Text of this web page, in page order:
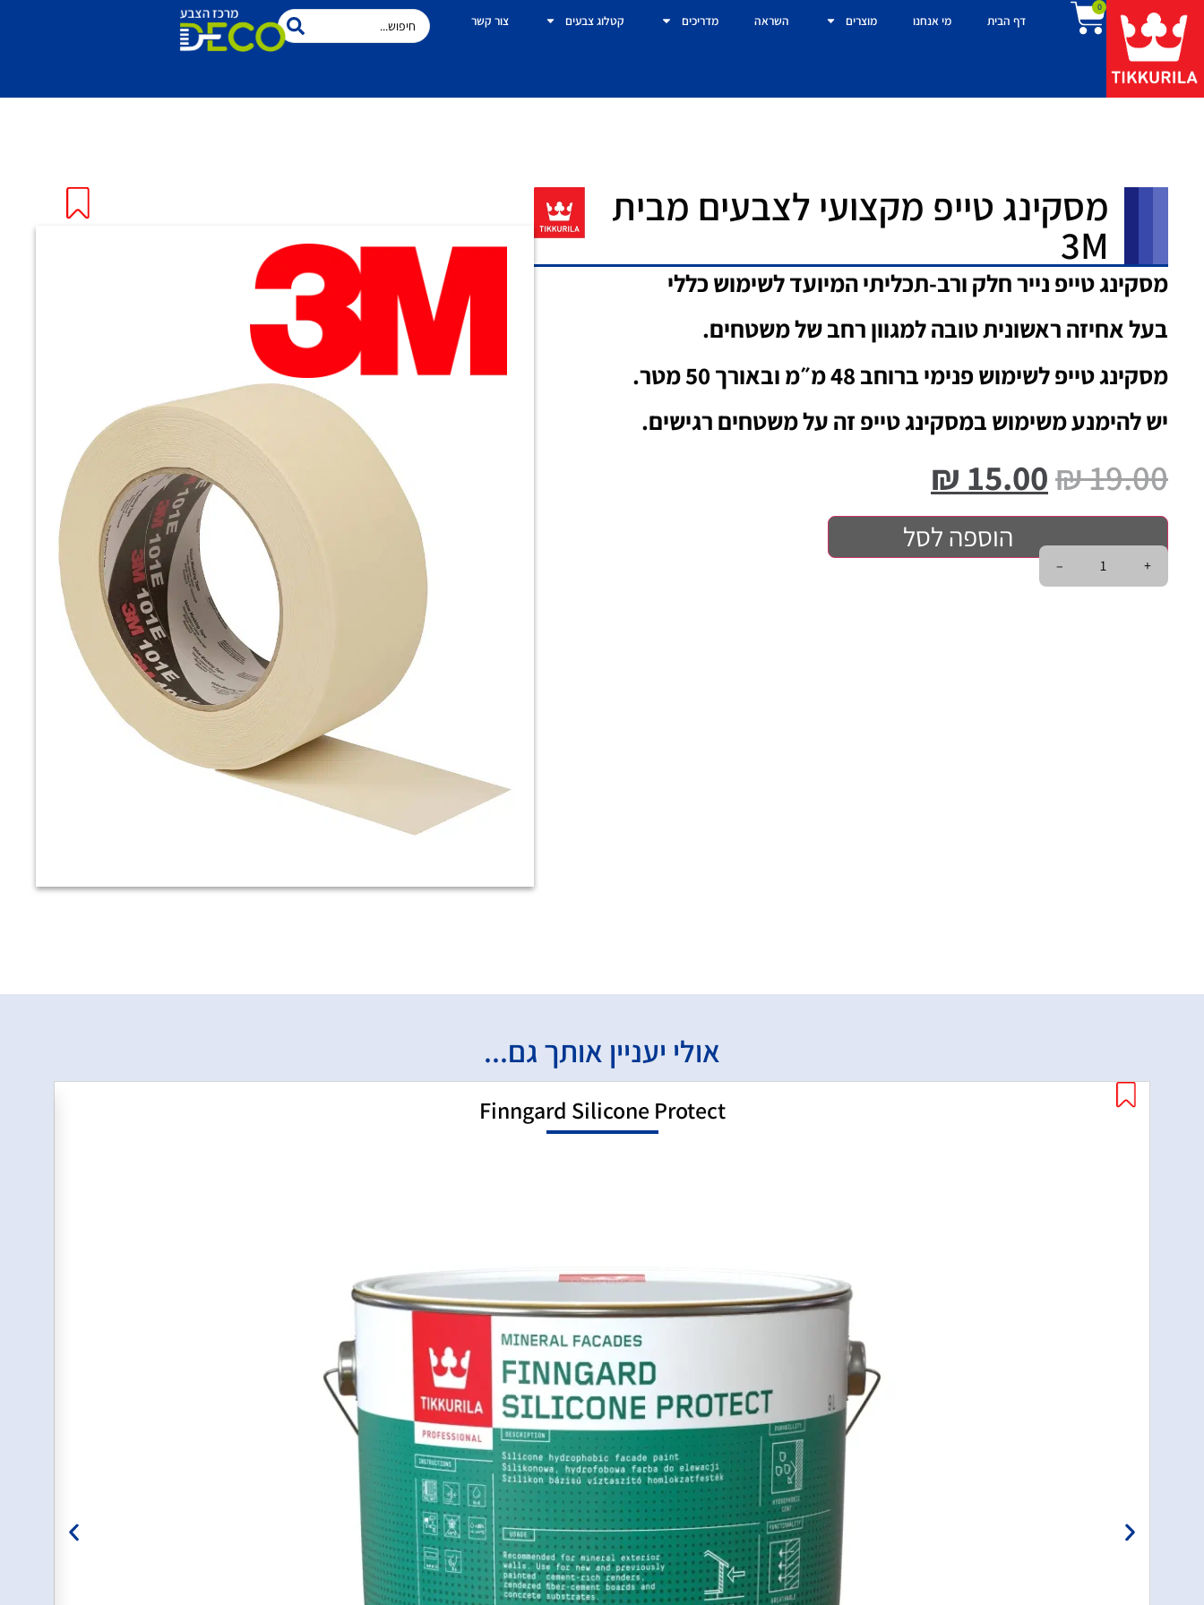
0
דף הבית מי אנחנו מוצרים השראה מדריכים קטלוג צבעים צור קשר
מסקינג טייפ מקצועי לצבעים מבית
3M
מסקינג טייפ נייר חלק ורב-תכליתי המיועד לשימוש כללי
בעל אחיזה ראשונית טובה למגוון רחב של משטחים.
מסקינג טייפ לשימוש פנימי ברוחב 48 מ״מ ובאורך 50 מטר.
יש להימנע משימוש במסקינג טייפ זה על משטחים רגישים.
₪19.00
₪ 15.00
+
–
הוספה לסל
אולי יעניין אותך גם...
Finngard Silicone Protect